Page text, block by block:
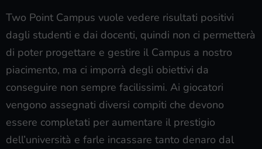
Two Point Campus vuole vedere risultati positivi
dagli studenti e dai docenti, quindi non ci permetterà
di poter progettare e gestire il Campus a nostro
piacimento, ma ci imporrà degli obiettivi da
conseguire non sempre facilissimi. Ai giocatori
vengono assegnati diversi compiti che devono
essere completati per aumentare il prestigio
dell’università e farle incassare tanto denaro dal